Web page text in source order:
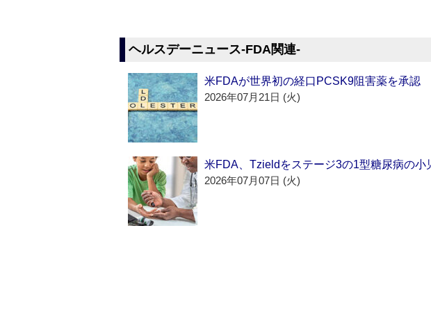
ヘルスデーニュース‐FDA関連‐
米FDAが世界初の経口PCSK9阻害薬を承認
2026年07月21日 (火)
米FDA、Tzieldをステージ3の1型糖尿病の小
2026年07月07日 (火)